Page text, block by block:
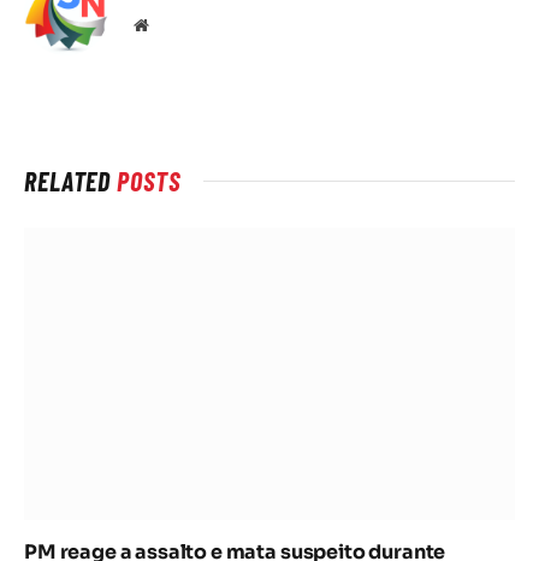
Local
RELATEDPOSTS
PM reage a assalto e mata suspeito durante